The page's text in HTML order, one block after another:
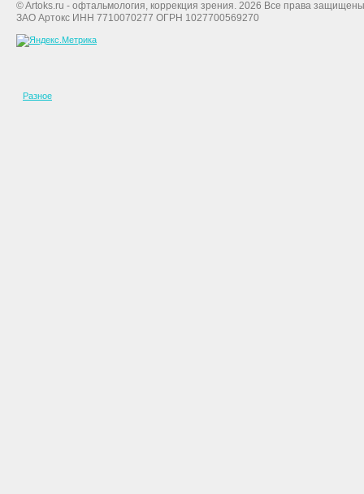
© Artoks.ru - офтальмология, коррекция зрения. 2026 Все права
ЗАО Артокс ИНН 7710070277 ОГРН 1027700569270
Разное